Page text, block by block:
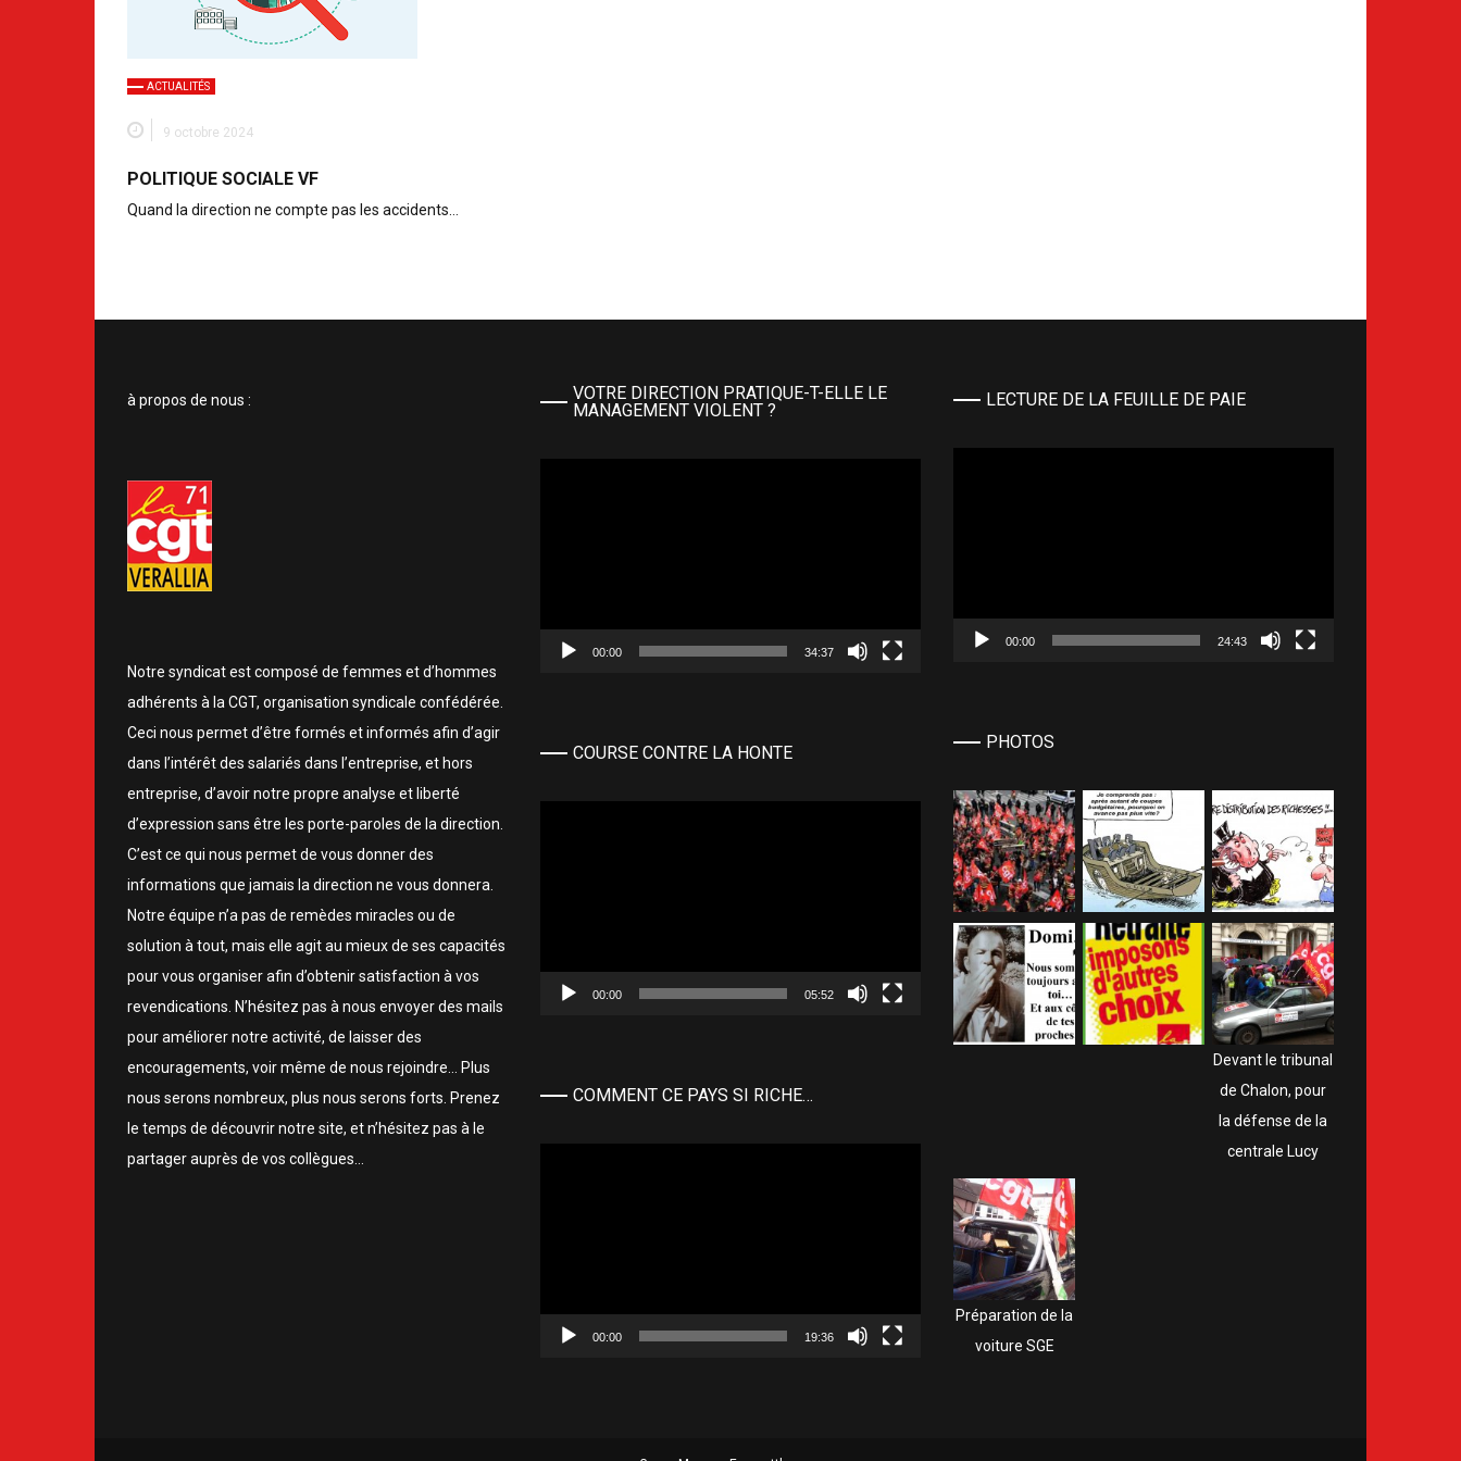
ACTUALITÉS
9 octobre 2024
POLITIQUE SOCIALE VF
Quand la direction ne compte pas les accidents…
à propos de nous :
Notre syndicat est composé de femmes et d’hommes
adhérents à la CGT, organisation syndicale confédérée.
Ceci nous permet d’être formés et informés afin d’agir
dans l’intérêt des salariés dans l’entreprise, et hors
entreprise, d’avoir notre propre analyse et liberté
d’expression sans être les porte-paroles de la direction.
C’est ce qui nous permet de vous donner des
informations que jamais la direction ne vous donnera.
Notre équipe n’a pas de remèdes miracles ou de
solution à tout, mais elle agit au mieux de ses capacités
pour vous organiser afin d’obtenir satisfaction à vos
revendications. N’hésitez pas à nous envoyer des mails
pour améliorer notre activité, de laisser des
encouragements, voir même de nous rejoindre… Plus
nous serons nombreux, plus nous serons forts. Prenez
le temps de découvrir notre site, et n’hésitez pas à le
partager auprès de vos collègues…
VOTRE DIRECTION PRATIQUE-T-ELLE LE
MANAGEMENT VIOLENT ?
00:00 34:37
COURSE CONTRE LA HONTE
00:00 05:52
COMMENT CE PAYS SI RICHE…
00:00 19:36
LECTURE DE LA FEUILLE DE PAIE
00:00 24:43
PHOTOS
Devant le tribunal
de Chalon, pour
la défense de la
centrale Lucy
Préparation de la
voiture SGE